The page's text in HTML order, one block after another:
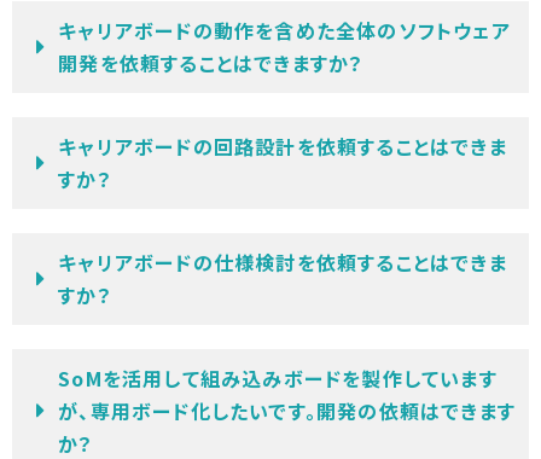
キャリアボードの動作を含めた全体のソフトウェア
開発を依頼することはできますか？
キャリアボードの回路設計を依頼することはできま
すか？
キャリアボードの仕様検討を依頼することはできま
すか？
SoMを活用して組み込みボードを製作しています
が、専用ボード化したいです。開発の依頼はできます
か？